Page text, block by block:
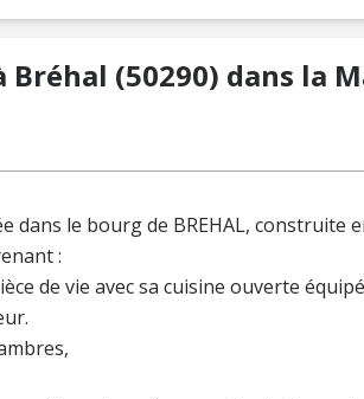
(50290) dans la
dans le bourg de BREHAL, construite
:
de vie avec sa cuisine ouverte